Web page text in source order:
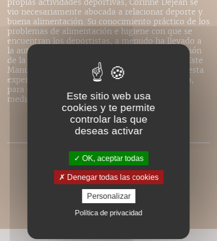
propias actividades deportivas, Corinne Dejean se
vio necesariamente abocada a relacionar deporte y
buena alimentación. Su conocimiento práctico de los
problemas de alimentación e higiene con que se
encuentran los deportistas, a menudo ha llevado a
la autora a dar consejos sobre la mejor adaptación
de la dietética a lo específico de cada deporte. Este
Manuel de diététique pour le sport es fruto de esta
experiencia: una obra práctica, clara y completa,
para el deportista que quiere poner todos los
medios para triunfar.
PRESSE
Este sitio web usa
cookies y te permite
controlar las que
deseas activar
OK, aceptar todas
Denegar todas las cookies
Personalizar
Política de privacidad